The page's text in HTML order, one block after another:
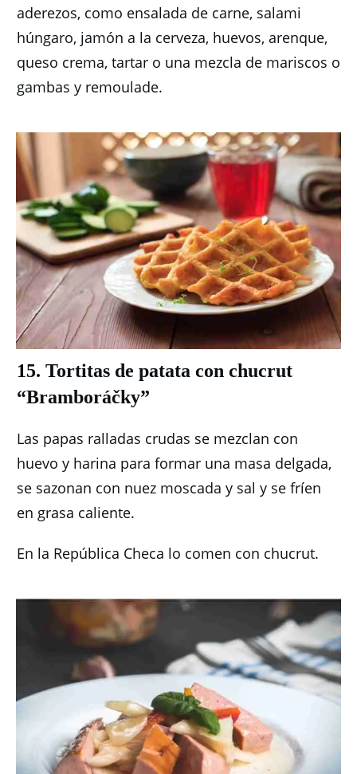
aderezos, como ensalada de carne, salami
húngaro, jamón a la cerveza, huevos, arenque,
queso crema, tartar o una mezcla de mariscos o
gambas y remoulade.
15. Tortitas de patata con chucrut
“Bramboráčky”
Las papas ralladas crudas se mezclan con
huevo y harina para formar una masa delgada,
se sazonan con nuez moscada y sal y se fríen
en grasa caliente.
En la República Checa lo comen con chucrut.